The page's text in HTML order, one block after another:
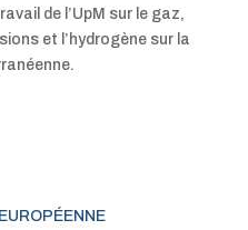
de l’UpM sur le gaz,
et l’hydrogène sur la